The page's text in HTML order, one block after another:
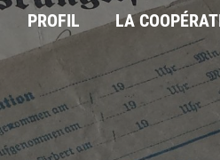
PROFIL LA